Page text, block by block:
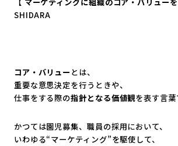
【 マーケティングに組織のコア・バリューを
SHIDARA
コア・バリュー とは、
重要な意思決定を行うときや、
仕事をする際の指針となる価値観を表す言葉
かつては園児募集、職員の採用において、
いわゆる“マーケティング”を駆使して、